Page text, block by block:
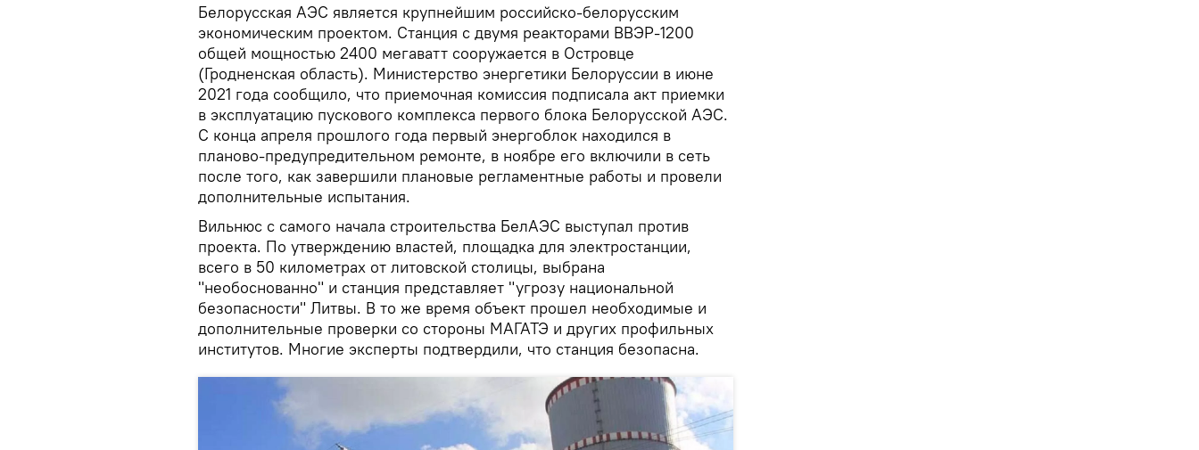
Белорусская АЭС является крупнейшим российско-белорусским
экономическим проектом. Станция с двумя реакторами ВВЭР-1200
общей мощностью 2400 мегаватт сооружается в Островце
(Гродненская область). Министерство энергетики Белоруссии в июне
2021 года сообщило, что приемочная комиссия подписала акт приемки
в эксплуатацию пускового комплекса первого блока Белорусской АЭС.
С конца апреля прошлого года первый энергоблок находился в
планово-предупредительном ремонте, в ноябре его включили в сеть
после того, как завершили плановые регламентные работы и провели
дополнительные испытания.
Вильнюс с самого начала строительства БелАЭС выступал против
проекта. По утверждению властей, площадка для электростанции,
всего в 50 километрах от литовской столицы, выбрана
"необоснованно" и станция представляет "угрозу национальной
безопасности" Литвы. В то же время объект прошел необходимые и
дополнительные проверки со стороны МАГАТЭ и других профильных
институтов. Многие эксперты подтвердили, что станция безопасна.